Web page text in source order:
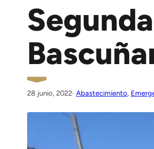
28 junio, 2022· Abastecimiento,